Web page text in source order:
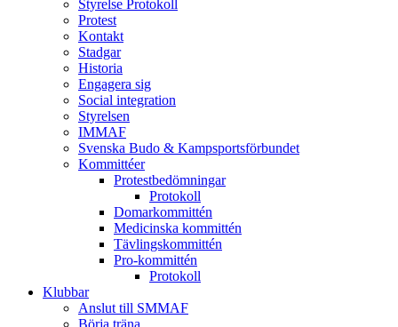
Styrelse Protokoll
Protest
Kontakt
Stadgar
Historia
Engagera sig
Social integration
Styrelsen
IMMAF
Svenska Budo & Kampsportsförbundet
Kommittéer
Protestbedömningar
Protokoll
Domarkommittén
Medicinska kommittén
Tävlingskommittén
Pro-kommittén
Protokoll
Klubbar
Anslut till SMMAF
Börja träna